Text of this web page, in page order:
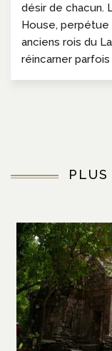
désir de chacun.
House, perpétue
anciens rois du
réincarner
PLUS